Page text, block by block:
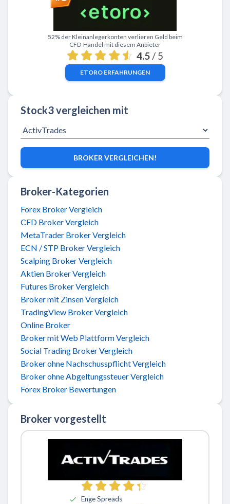
Zu eToro
52% der Kleinanlegerkonten verlieren Geld beim
CFD-Handel mit diesem Anbieter
4.5 / 5
ETORO ERFAHRUNGEN
Stock3 vergleichen mit
BROKER VERGLEICHEN!
Broker-Kategorien
Forex Broker Vergleich
CFD Broker Vergleich
MetaTrader Broker Vergleich
ECN / STP Broker Vergleich
Scalping Broker Vergleich
Aktien Broker Vergleich
Futures Broker Vergleich
Broker mit Zinsen Vergleich
TradingView Broker Vergleich
Online Broker
Broker mit Web Plattform Vergleich
Social Trading Broker Vergleich
Broker ohne Nachschusspflicht Vergleich
Broker ohne Abgeltungssteuer Vergleich
Forex Broker Bewertungen
Broker vorgestellt
Zu ActivTrades
Enge Spreads